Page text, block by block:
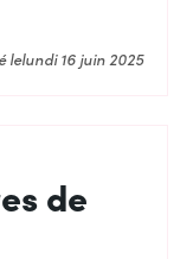
lelundi 16 juin 2025
de